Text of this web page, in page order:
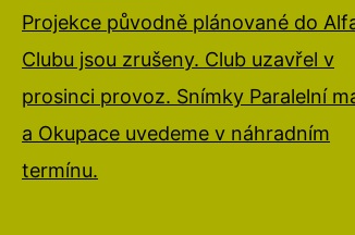
Projekce původně plánované do
Clubu jsou zrušeny. Club uzavřel v
prosinci provoz. Snímky Paralelní
a Okupace uvedeme v náhradním
termínu.